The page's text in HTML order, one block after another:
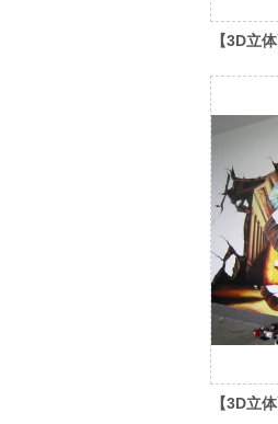
【3D立
【3D立